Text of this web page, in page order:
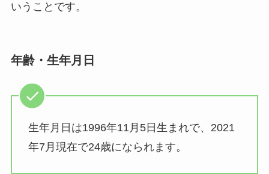
いうことです。
年齢・生年月日
生年月日は1996年11月5日生まれで、2021
年7月現在で24歳になられます。